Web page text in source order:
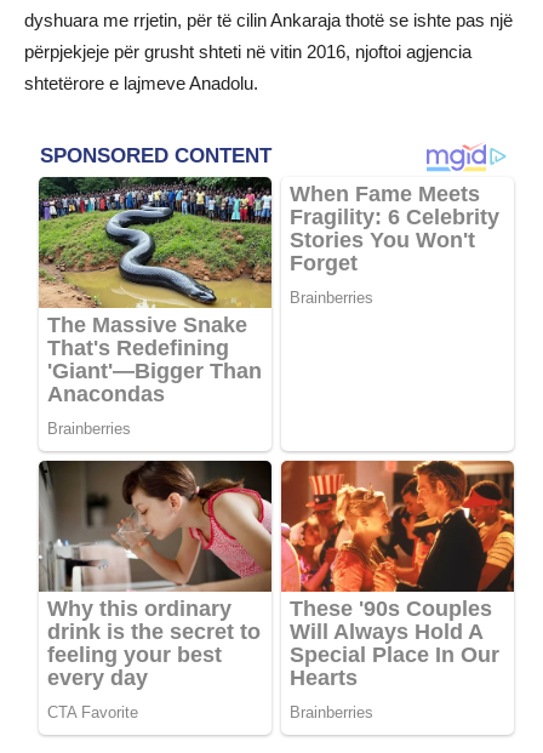
dyshuara me rrjetin, për të cilin Ankaraja thotë se ishte pas një
përpjekjeje për grusht shteti në vitin 2016, njoftoi agjencia
shtetërore e lajmeve Anadolu.